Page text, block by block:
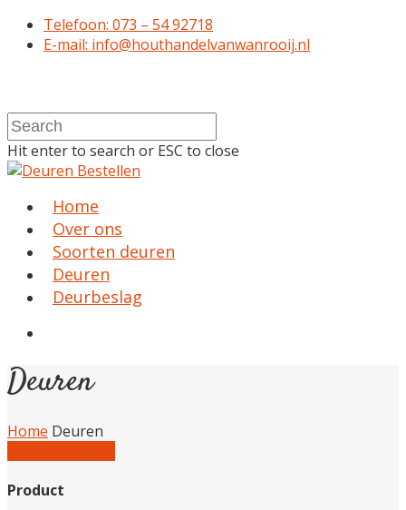
Telefoon: 073 – 54 92718
E-mail: info@houthandelvanwanrooij.nl
Hit enter to search or ESC to close
Home
Over ons
Soorten deuren
Deuren
Deurbeslag
Deuren
Home Deuren
Product